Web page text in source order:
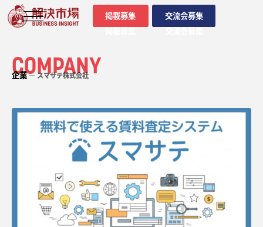
掲載募集
掲載募集
交流会募集
交流会募集
COMPANY
企業― スマサテ株式会社